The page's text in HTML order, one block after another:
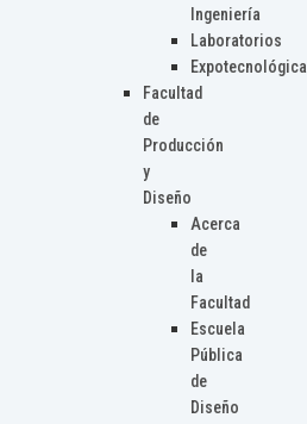
Ingeniería
Laboratorios
Expotecnológica
Facultad
de
Producción
y
Diseño
Acerca
de
la
Facultad
Escuela
Pública
de
Diseño